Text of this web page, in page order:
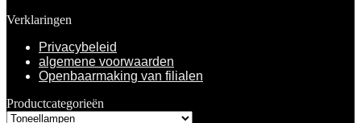
Verklaringen
Privacybeleid
algemene voorwaarden
Openbaarmaking van filialen
Productcategorieën